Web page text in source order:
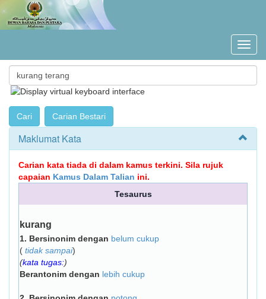
Maklumat Kata
Carian kata tiada di dalam kamus terkini. Sila rujuk
capaian Kamus Dalam Talian ini.
Tesaurus
kurang
1. Bersinonim dengan belum cukup
( tidak sampai)
(kata tugas:)
Berantonim dengan lebih cukup